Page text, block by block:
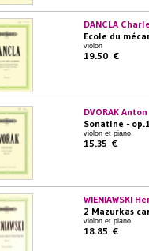
DANCLA
Ecole du
violon
19.50 €
DVORAK Anton
Sonatine -
violon et piano
15.35 €
WIENIAWSKI
2 Mazurkas
violon et piano
18.85 €